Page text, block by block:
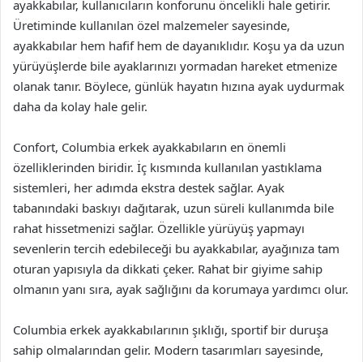
ayakkabılar, kullanıcıların konforunu öncelikli hale getirir.
Üretiminde kullanılan özel malzemeler sayesinde,
ayakkabılar hem hafif hem de dayanıklıdır. Koşu ya da uzun
yürüyüşlerde bile ayaklarınızı yormadan hareket etmenize
olanak tanır. Böylece, günlük hayatın hızına ayak uydurmak
daha da kolay hale gelir.
Confort, Columbia erkek ayakkabıların en önemli
özelliklerinden biridir. İç kısmında kullanılan yastıklama
sistemleri, her adımda ekstra destek sağlar. Ayak
tabanındaki baskıyı dağıtarak, uzun süreli kullanımda bile
rahat hissetmenizi sağlar. Özellikle yürüyüş yapmayı
sevenlerin tercih edebileceği bu ayakkabılar, ayağınıza tam
oturan yapısıyla da dikkati çeker. Rahat bir giyime sahip
olmanın yanı sıra, ayak sağlığını da korumaya yardımcı olur.
Columbia erkek ayakkabılarının şıklığı, sportif bir duruşa
sahip olmalarından gelir. Modern tasarımları sayesinde,